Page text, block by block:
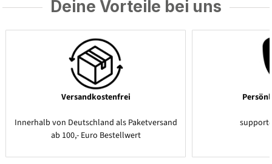
Deine Vorteile bei uns
Versandkostenfrei
Innerhalb von Deutschland als Paketversand
ab 100,- Euro Bestellwert